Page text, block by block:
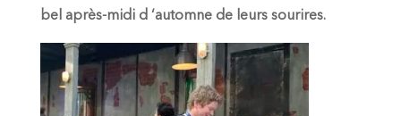
bel après-midi d ‘automne de leurs sourires.